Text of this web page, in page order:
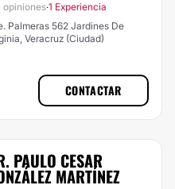
opiniones·1 Experiencia
Palmeras 562 Jardines De
Veracruz (Ciudad)
CONTACTAR
PAULO CESAR
MARTÍNEZ